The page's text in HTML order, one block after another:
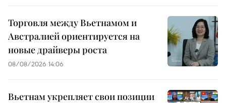
Торговля между Вьетнамом и
Австралией ориентируется на
новые драйверы роста
08/08/2026 14:06
Вьетнам укрепляет свои позиции